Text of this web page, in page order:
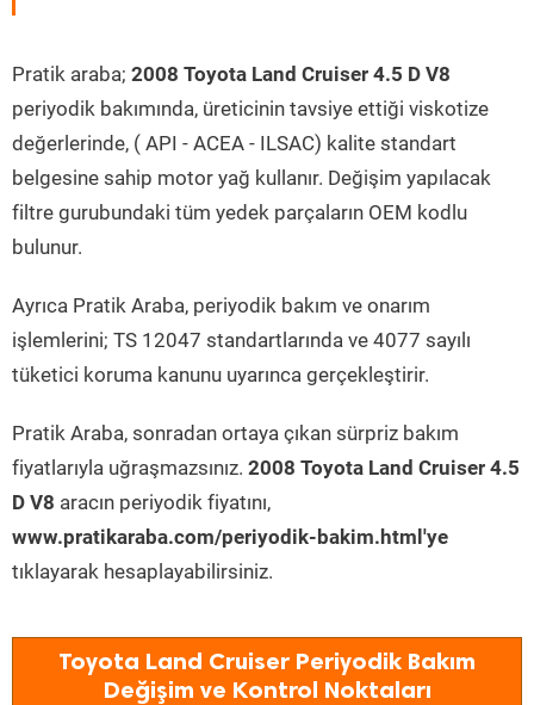
Pratik araba; 2008 Toyota Land Cruiser 4.5 D V8
periyodik bakımında, üreticinin tavsiye ettiği viskotize
değerlerinde, ( API - ACEA - ILSAC) kalite standart
belgesine sahip motor yağ kullanır. Değişim yapılacak
filtre gurubundaki tüm yedek parçaların OEM kodlu
bulunur.
Ayrıca Pratik Araba, periyodik bakım ve onarım
işlemlerini; TS 12047 standartlarında ve 4077 sayılı
tüketici koruma kanunu uyarınca gerçekleştirir.
Pratik Araba, sonradan ortaya çıkan sürpriz bakım
fiyatlarıyla uğraşmazsınız. 2008 Toyota Land Cruiser 4.5
D V8 aracın periyodik fiyatını,
www.pratikaraba.com/periyodik-bakim.html'ye
tıklayarak hesaplayabilirsiniz.
Toyota Land Cruiser Periyodik Bakım
Değişim ve Kontrol Noktaları